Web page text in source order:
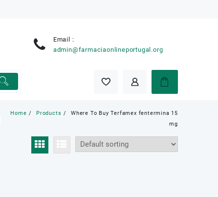
Email :
admin@farmaciaonlineportugal.org
Home Products
Where To Buy Terfamex fentermina 15
mg